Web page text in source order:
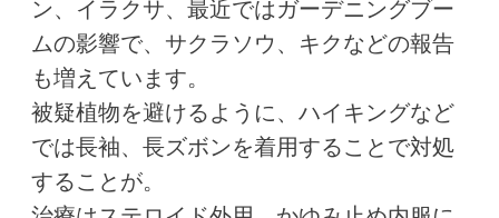
ン、イラクサ、最近ではガーデニングブー
ムの影響で、サクラソウ、キクなどの報告
も増えています。
被疑植物を避けるように、ハイキングなど
では長袖、長ズボンを着用することで対処
することが。